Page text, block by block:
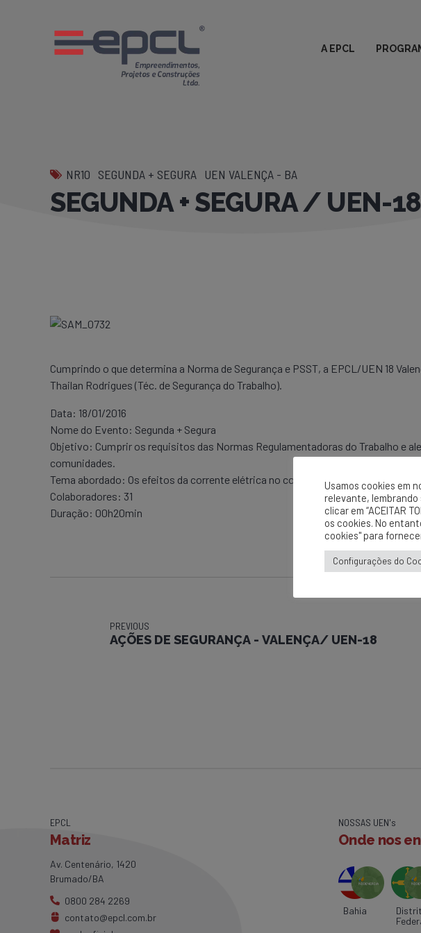
A EPCL
NR10 SEGUNDA + SEGURA UEN VALENÇA - BA
SEGUNDA + SEGURA / UEN-
Cumprindo o que determina a Norma de Segurança e PSST, a EPCL/UEN 18
Thailan Rodrigues (Téc. de Segurança do Trabalho).
Data: 18/01/2016
Nome do Evento: Segunda + Segura
Objetivo: Cumprir os requisitos das Normas Regulamentadoras do Trabalho e
comunidades.
Tema abordado: Os efeitos da corrente elétrica no corpo humano.
Colaboradores: 31
Duração: 00h20min
PREVIOUS
AÇÕES DE SEGURANÇA - VALENÇA/ UEN-18
EPCL
Matriz
Av. Centenário, 1420
Brumado/BA
0800 284 2269
contato@epcl.com.br
NOSSAS UEN's
Onde nos
Bahia
Usamos cookies em
relevante,
clicar em “ACEITAR
os cookies. No
cookies" para
Configurações do